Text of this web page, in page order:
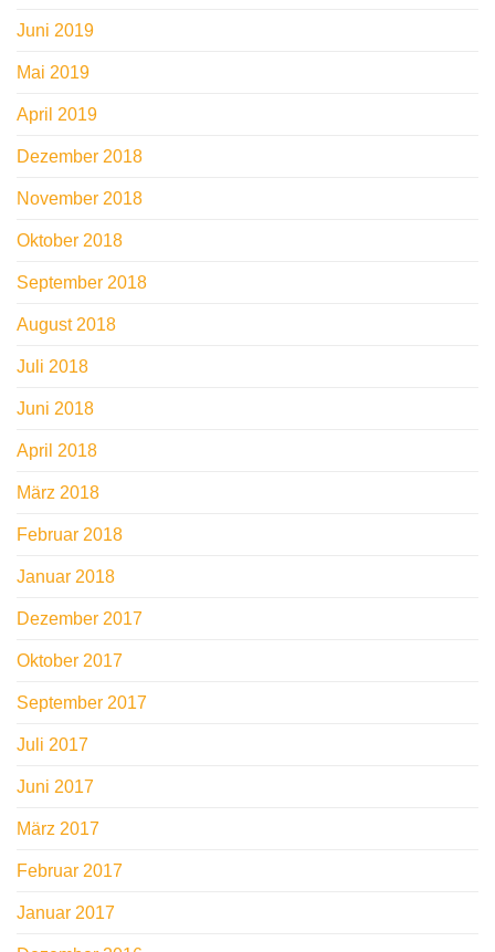
Juni 2019
Mai 2019
April 2019
Dezember 2018
November 2018
Oktober 2018
September 2018
August 2018
Juli 2018
Juni 2018
April 2018
März 2018
Februar 2018
Januar 2018
Dezember 2017
Oktober 2017
September 2017
Juli 2017
Juni 2017
März 2017
Februar 2017
Januar 2017